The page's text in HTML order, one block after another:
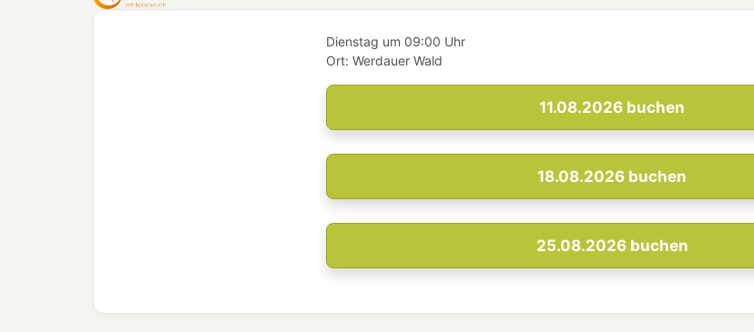
Dienstag um 09:00 Uhr
Ort: Werdauer Wald
11.08.2026 buchen
18.08.2026 buchen
25.08.2026buchen